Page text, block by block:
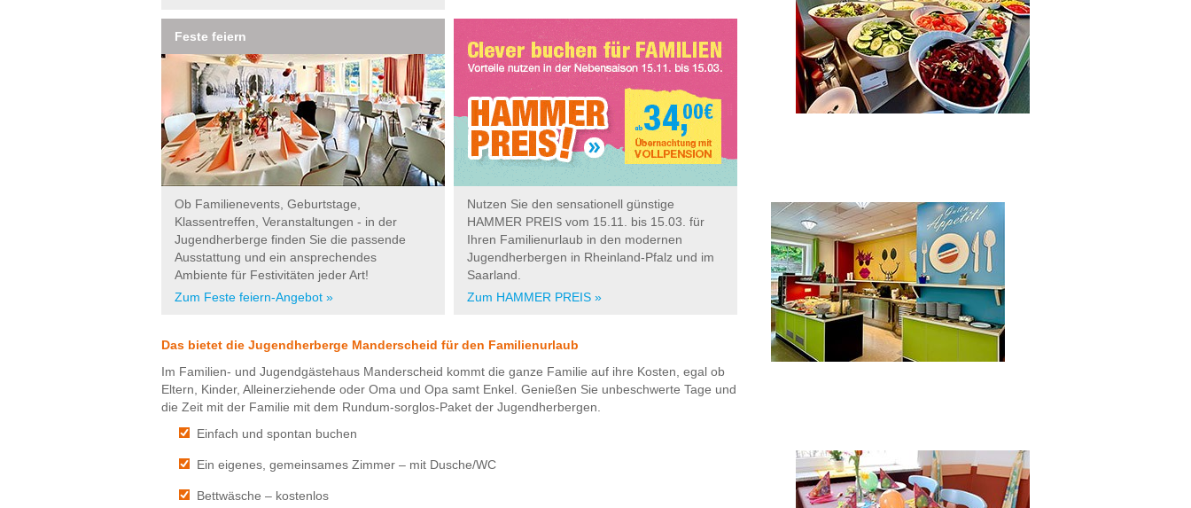
Feste feiern
Ob Familienevents, Geburtstage,
Klassentreffen, Veranstaltungen - in der
Jugendherberge finden Sie die passende
Ausstattung und ein ansprechendes
Ambiente für Festivitäten jeder Art!
Zum Feste feiern-Angebot »
Nutzen Sie den sensationell günstige
HAMMER PREIS vom 15.11. bis 15.03. für
Ihren Familienurlaub in den modernen
Jugendherbergen in Rheinland-Pfalz und im
Saarland.
Zum HAMMER PREIS »
Das bietet die Jugendherberge Manderscheid für den Familienurlaub
Im Familien- und Jugendgästehaus Manderscheid kommt die ganze Familie auf ihre Kosten, egal ob
Eltern, Kinder, Alleinerziehende oder Oma und Opa samt Enkel. Genießen Sie unbeschwerte Tage und
die Zeit mit der Familie mit dem Rundum-sorglos-Paket der Jugendherbergen.
Einfach und spontan buchen
Ein eigenes, gemeinsames Zimmer – mit Dusche/WC
Bettwäsche – kostenlos